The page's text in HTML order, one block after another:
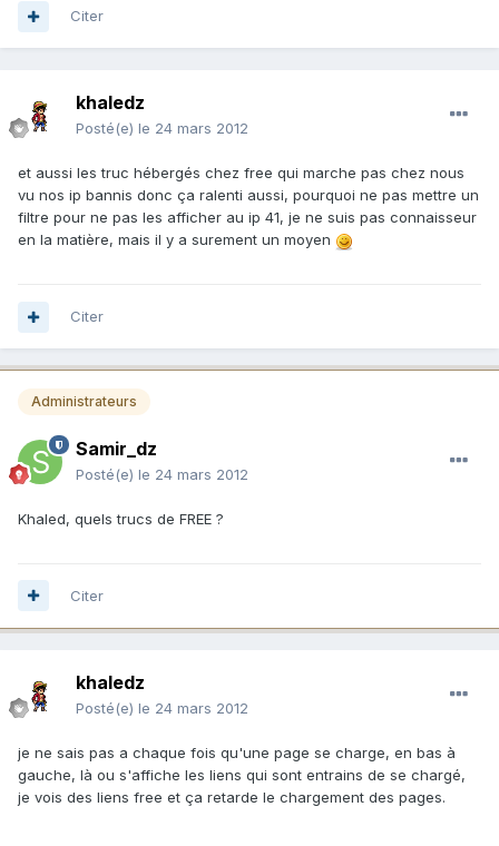
Citer
khaledz
Posté(e) le 24 mars 2012
et aussi les truc hébergés chez free qui marche pas chez nous
vu nos ip bannis donc ça ralenti aussi, pourquoi ne pas mettre un
filtre pour ne pas les afficher au ip 41, je ne suis pas connaisseur
en la matière, mais il y a surement un moyen
Citer
Administrateurs
Samir_dz
Posté(e) le 24 mars 2012
Khaled, quels trucs de FREE ?
Citer
khaledz
Posté(e) le 24 mars 2012
je ne sais pas a chaque fois qu'une page se charge, en bas à
gauche, là ou s'affiche les liens qui sont entrains de se chargé,
je vois des liens free et ça retarde le chargement des pages.